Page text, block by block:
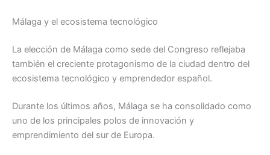
Málaga y el ecosistema tecnológico
La elección de Málaga como sede del Congreso reflejaba
también el creciente protagonismo de la ciudad dentro del
ecosistema tecnológico y emprendedor español.
Durante los últimos años, Málaga se ha consolidado como
uno de los principales polos de innovación y
emprendimiento del sur de Europa.